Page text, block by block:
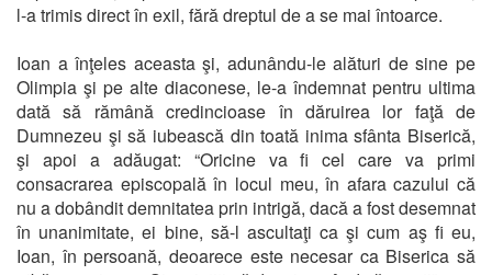
l-a trimis direct în exil, fără dreptul de a se mai întoarce.
Ioan a înţeles aceasta şi, adunându-le alături de sine pe
Olimpia şi pe alte diaconese, le-a îndemnat pentru ultima
dată să rămână credincioase în dăruirea lor faţă de
Dumnezeu şi să iubească din toată inima sfânta Biserică,
şi apoi a adăugat: “Oricine va fi cel care va primi
consacrarea episcopală în locul meu, în afara cazului că
nu a dobândit demnitatea prin intrigă, dacă a fost desemnat
în unanimitate, ei bine, să-l ascultaţi ca şi cum aş fi eu,
Ioan, în persoană, deoarece este necesar ca Biserica să